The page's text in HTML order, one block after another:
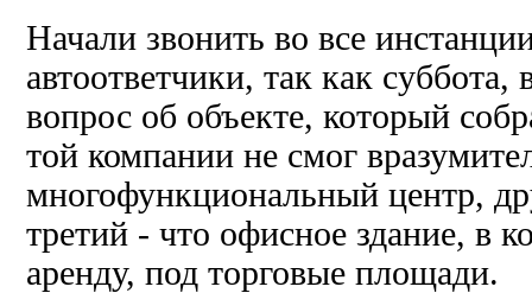
Начали звонить во все
автоответчики, так как
вопрос об объекте, который
той компании не смог
многофункциональный центр,
третий - что офисное здание, в
аренду, под торговые площади.